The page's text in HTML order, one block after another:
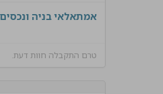
אמתאלאי בניה
טרם התקבלה חוות דעת.